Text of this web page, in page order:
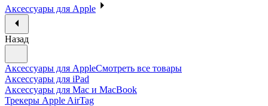
Аксессуары для Apple
Назад
Аксессуары для AppleСмотреть все товары
Аксессуары для iPad
Аксессуары для Mac и MacBook
Трекеры Apple AirTag